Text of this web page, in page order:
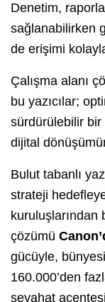
Denetim,
sağlanabilirken
de erişimi
Çalışma alanı
bu yazıcılar;
sürdürülebilir bir
dijital
Bulut tabanlı
strateji
kuruluşlarından
çözümü
gücüyle,
160.000’den
seyahat